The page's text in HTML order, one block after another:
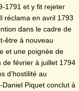
1791 et y fit rejeter
réclama en avril 1793
dans le cadre de
être à nouveau
et une poignée de
de février à juillet 1794
d’hostilité au
Daniel Piquet conclut à